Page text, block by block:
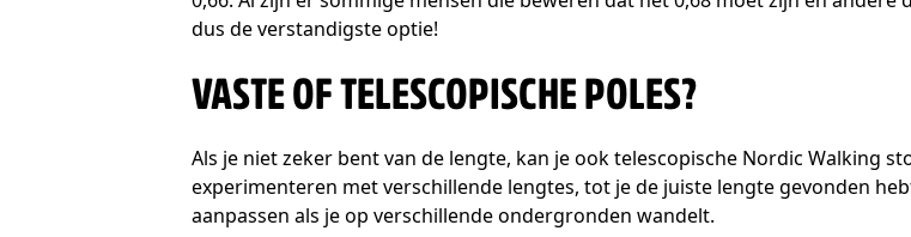
dus de verstandigste optie!
VASTE OF TELESCOPISCHE POLES?
Als je niet zeker bent van de lengte, kan je ook telescopische Nordic Walking
experimenteren met verschillende lengtes, tot je de juiste lengte gevonden
aanpassen als je op verschillende ondergronden wandelt.